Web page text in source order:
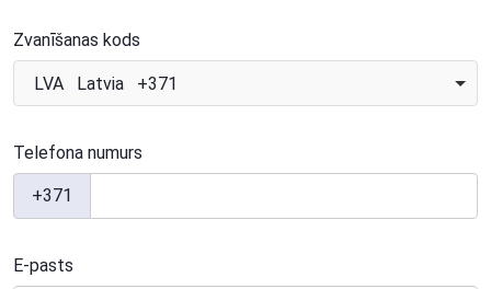
Zvanīšanas kods
LVA Latvia +371
Telefona numurs
+371
E-pasts